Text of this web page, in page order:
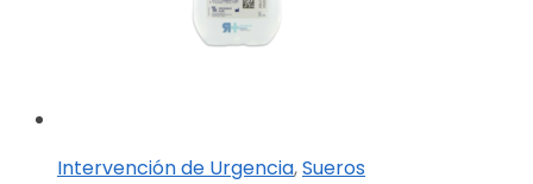
Intervención de Urgencia,Sueros